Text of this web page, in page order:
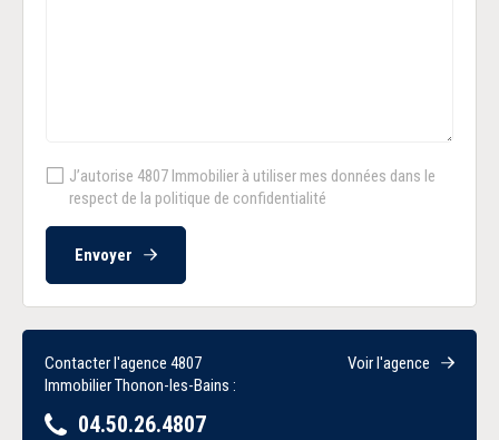
J’autorise 4807 Immobilier à utiliser mes données dans le
respect de la politique de confidentialité
Envoyer
Contacter l'agence 4807
Immobilier Thonon-les-Bains :
Voir l'agence
04.50.26.4807